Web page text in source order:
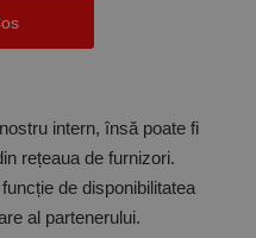
intern, însă poate fi
rețeaua de furnizori.
de disponibilitatea
al partenerului.